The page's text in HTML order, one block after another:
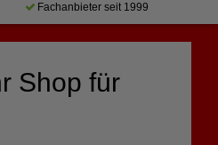
Fachanbieter seit 1999
Shop für